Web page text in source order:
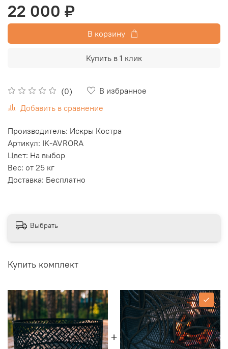
(0)
В избранное
Добавить в сравнение
22 000 ₽
В корзину
Купить в 1 клик
Производитель: Искры Костра
Артикул: IK-AVRORA
Цвет: На выбор
Вес: от 25 кг
Доставка: Бесплатно
Выбрать
Купить комплект